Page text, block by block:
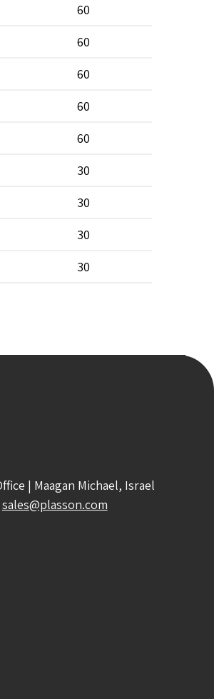
60
60
60
60
60
30
30
30
30
| Maagan Michael, Israel
sales@plasson.com